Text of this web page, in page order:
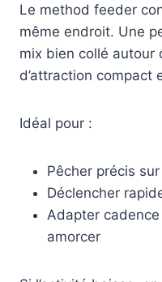
Le method feeder
même endroit. Une
mix bien collé autour
d’attraction compact
Idéal pour :
Pêcher précis
Déclencher
Adapter
amorcer